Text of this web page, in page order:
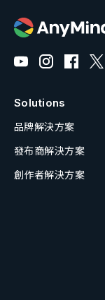
Solutions
品牌解決方案
發布商解決方案
創作者解決方案